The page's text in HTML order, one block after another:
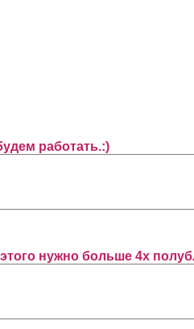
работать.:)
нужно больше 4х